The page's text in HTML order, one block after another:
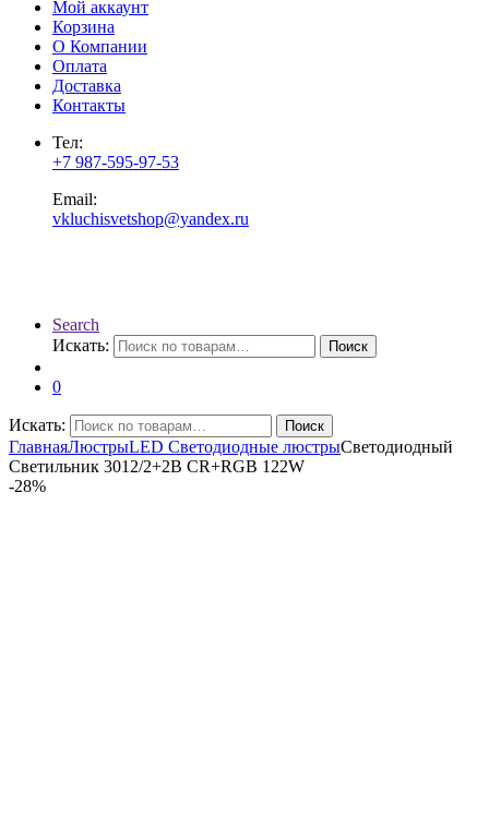
Мой аккаунт
Корзина
О Компании
Оплата
Доставка
Контакты
Тел:
+7 987-595-97-53
Email:
vkluchisvetshop@yandex.ru
Search
Искать:
Поиск
0
Искать: Поиск
ГлавнаяЛюстрыLED Светодиодные люстрыСветодиодный
Светильник 3012/2+2B CR+RGB 122W
-28%